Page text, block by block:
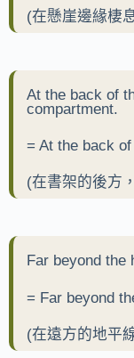
(在懸崖邊緣棲
At the back of
compartment.
= At the back
(在書架的後方
Far beyond the
= Far beyond
(在遠方的地平